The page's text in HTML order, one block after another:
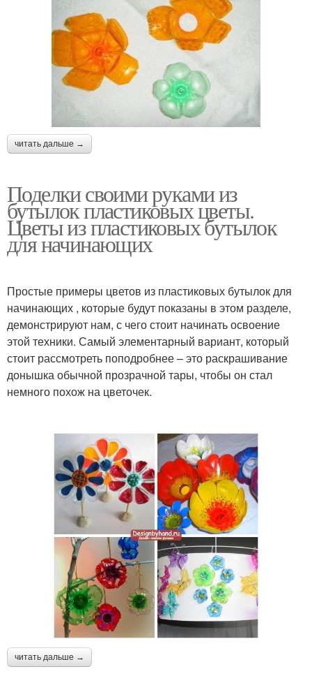
читать дальше →
Поделки своими руками из
бутылок пластиковых цветы.
Цветы из пластиковых бутылок
для начинающих
Простые примеры цветов из пластиковых бутылок для
начинающих , которые будут показаны в этом разделе,
демонстрируют нам, с чего стоит начинать освоение
этой техники. Самый элементарный вариант, который
стоит рассмотреть поподробнее – это раскрашивание
донышка обычной прозрачной тары, чтобы он стал
немного похож на цветочек.
читать дальше →